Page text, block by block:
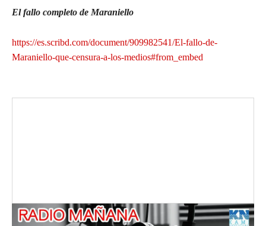
El fallo completo de Maraniello
https://es.scribd.com/document/909982541/El-fallo-de-
Maraniello-que-censura-a-los-medios#from_embed